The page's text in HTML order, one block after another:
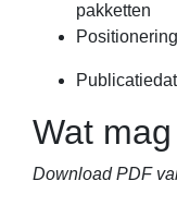
pakketten
Wat
Download PDF